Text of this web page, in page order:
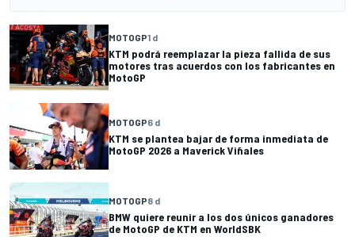
MOTOGP1 d
KTM podrá reemplazar la pieza fallida de sus
motores tras acuerdos con los fabricantes en
MotoGP
MOTOGP6 d
KTM se plantea bajar de forma inmediata de
MotoGP 2026 a Maverick Viñales
MOTOGP8 d
BMW quiere reunir a los dos únicos ganadores
de MotoGP de KTM en WorldSBK